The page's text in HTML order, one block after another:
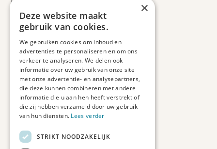
Leveringsinformatie
Retourbeleid
Informatie
Veelgestelde vragen
Duurzaam ondernemen
Contact informatie
Etienne de Pinedaweg 34
3711 CH, Austerlitz
Nederland
info@fotoprintxl.nl
×
Deze website maakt
gebruik van cookies.
We gebruiken cookies om inhoud en
advertenties te personaliseren en om ons
verkeer te analyseren. We delen ook
informatie over uw gebruik van onze site
met onze advertentie- en analysepartners,
die deze kunnen combineren met andere
informatie die u aan hen heeft verstrekt of
die zij hebben verzameld door uw gebruik
van hun diensten. Lees verder
STRIKT NOODZAKELIJK